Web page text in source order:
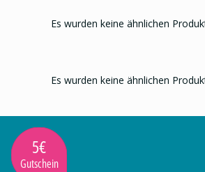
Es wurden keine ähnlichen
Es wurden keine ähnlichen
5€
Gutschein